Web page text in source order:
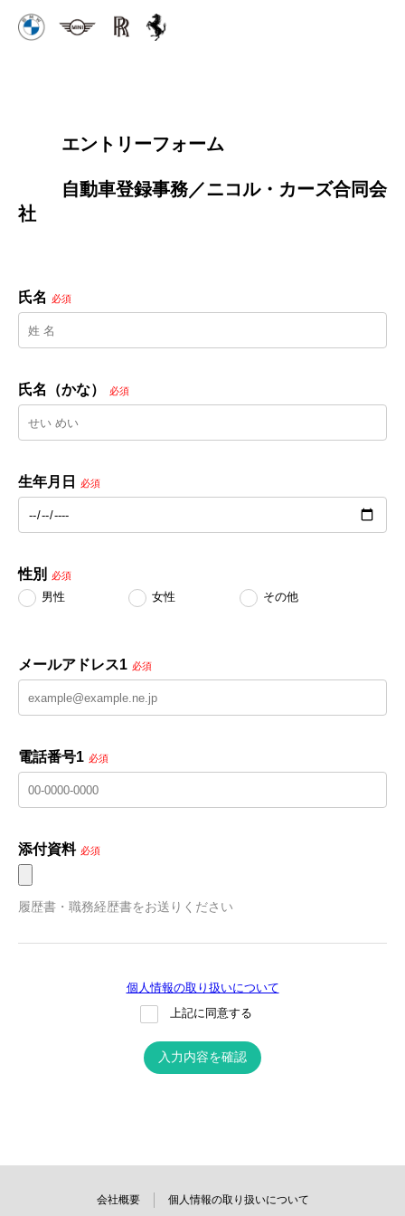
        エントリーフォーム
社
氏名 必須
氏名（かな） 必須
生年月日 必須
性別 必須
男性 女性 その他
メールアドレス1 必須
電話番号1 必須
添付資料 必須
履歴書・職務経歴書をお送りください
個人情報の取り扱いについて
上記に同意する
入力内容を確認
会社概要 個人情報の取り扱いについて